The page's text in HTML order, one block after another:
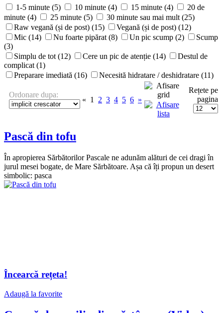
1-5 minute (5)
10 minute (4) 15 minute (4)
20 de
minute (4)
25 minute (5)
30 minute sau mai mult (25)
Raw vegană (și de post) (15)
Vegană (și de post) (12)
Mic (14)
Nu foarte pipărat (8) Un pic scump (2)
Scump
(3)
Simplu de tot (12)
Cere un pic de atenție (14)
Destul de
complicat (1)
Preparare imediată (16)
Necesită hidratare / deshidratare (11)
Ordonare dupa:
« 1 2 3 4 5 6 »
Rețete pe
pagina
Pască din tofu
În apropierea Sărbătorilor Pascale ne adunăm alături de cei dragi în
jurul mesei bogate, de Mare Sărbătoare. Așa că îți propun un desert
simbolic: pasca
Încearcă rețeta!
Adaugă la favorite